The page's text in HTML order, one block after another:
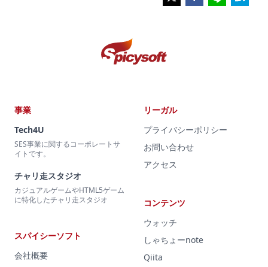
事業
Tech4U
SES事業に関するコーポレートサ
イトです。
チャリ走スタジオ
カジュアルゲームやHTML5ゲーム
に特化したチャリ走スタジオ
スパイシーソフト
会社概要
リーガル
プライバシーポリシー
お問い合わせ
アクセス
コンテンツ
ウォッチ
しゃちょーnote
Qiita